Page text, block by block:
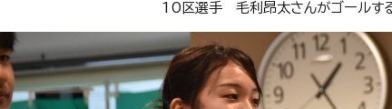
10区選手 毛利昂太さんがゴールす